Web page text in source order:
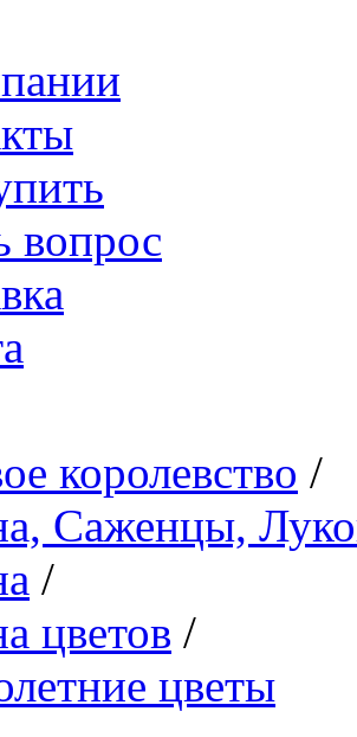
вопрос
королевство /
Саженцы,
/
цветов /
цветы